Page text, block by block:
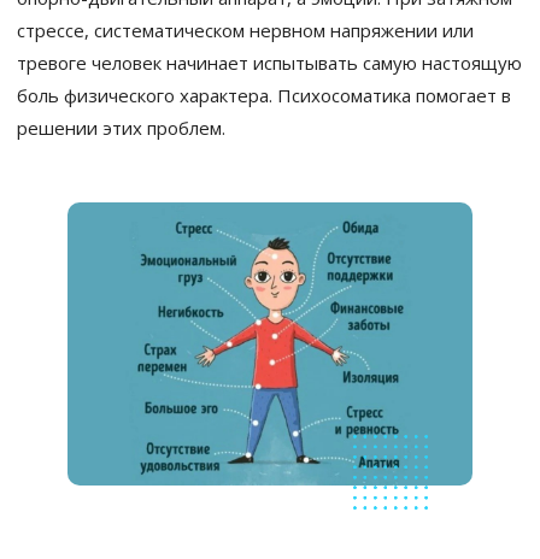
стрессе, систематическом нервном напряжении или
тревоге человек начинает испытывать самую настоящую
боль физического характера. Психосоматика помогает в
решении этих проблем.